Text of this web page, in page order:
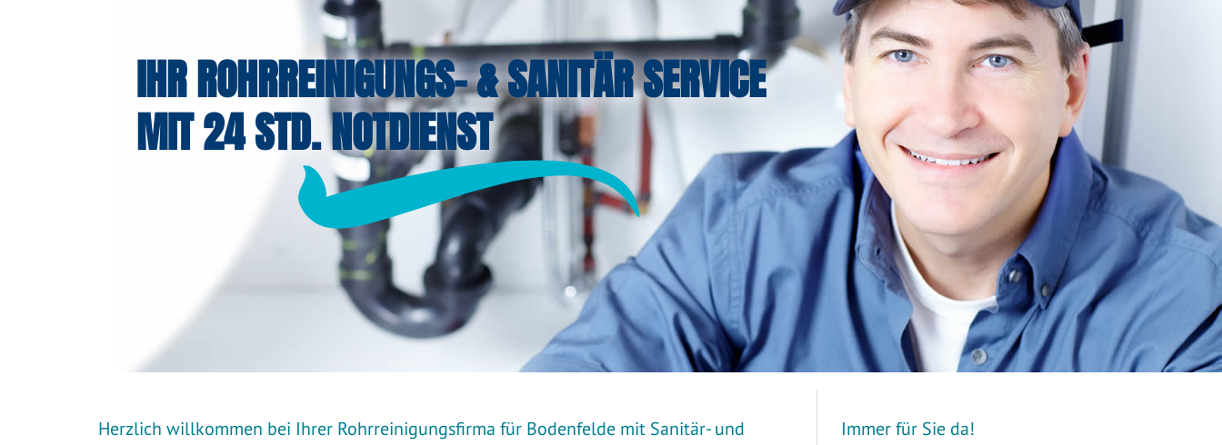
IHR ROHRREINIGUNGS- & SANITÄR SERVICE
MIT 24 STD. NOTDIENST
Herzlich willkommen bei Ihrer Rohrreinigungsfirma für Bodenfelde mit Sanitär- und
Immer für Sie da!